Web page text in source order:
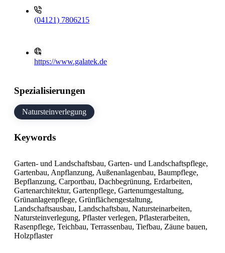
(04121) 7806215
https://www.galatek.de
Spezialisierungen
Natursteinverlegung
Keywords
Garten- und Landschaftsbau, Garten- und Landschaftspflege,
Gartenbau, Anpflanzung, Außenanlagenbau, Baumpflege,
Bepflanzung, Carportbau, Dachbegrünung, Erdarbeiten,
Gartenarchitektur, Gartenpflege, Gartenumgestaltung,
Grünanlagenpflege, Grünflächengestaltung,
Landschaftsausbau, Landschaftsbau, Natursteinarbeiten,
Natursteinverlegung, Pflaster verlegen, Pflasterarbeiten,
Rasenpflege, Teichbau, Terrassenbau, Tiefbau, Zäune bauen,
Holzpflaster